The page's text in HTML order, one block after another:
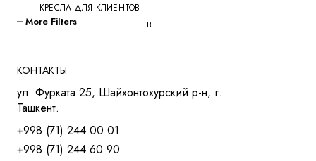
КРЕСЛА ДЛЯ КЛИЕНТОВ
КРЕСЛА ДЛЯ ПЕРЕГОВОРОВ
КРЕСЛА ДЛЯ ТРЕНИНГОВ
МЯГКАЯ МЕБЕЛЬ
СТОЛЫ
СТОЛ ДЛЯ РУКОВОДИТЕЛЯ
СТОЛЫ OPEN-SPACE
More Filters
КОНТАКТЫ
ул. Фурката 25, Шайхонтохурский р-н, г.
Ташкент.
+998 (71) 244 00 01
+998 (71) 244 60 90